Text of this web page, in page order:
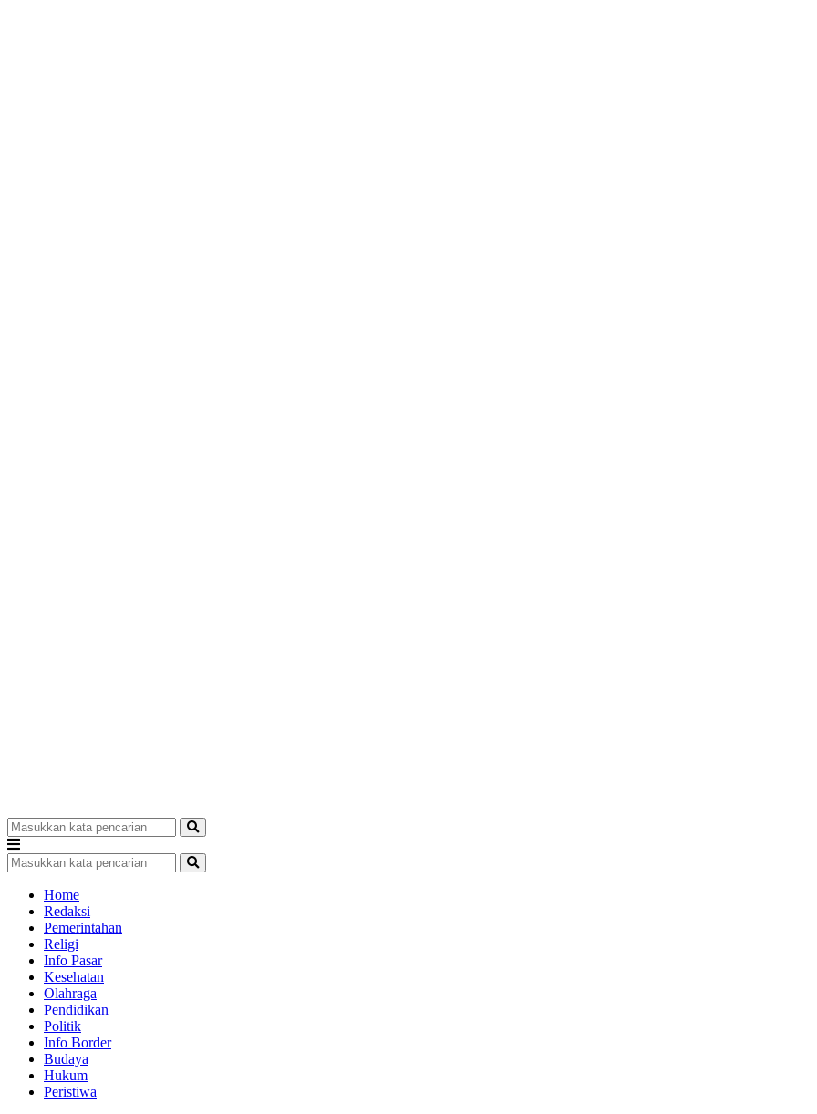
Home
Redaksi
Pemerintahan
Religi
Info Pasar
Kesehatan
Olahraga
Pendidikan
Politik
Info Border
Budaya
Hukum
Peristiwa